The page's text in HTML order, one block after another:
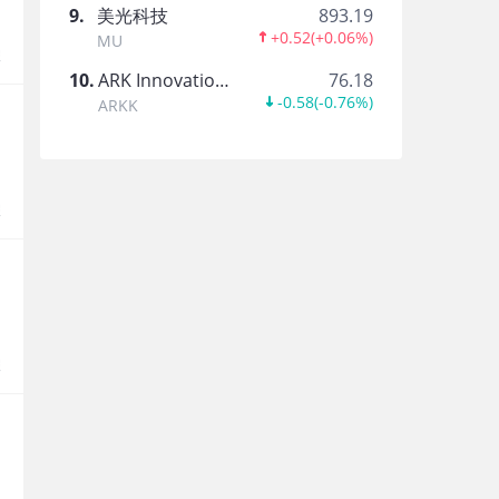
在暴富的勺子
9. 美光科技
MU
893.19
+0.52(+0.06%)
10. ARK Innovation ETF
ARKK
76.18
-0.58(-0.76%)